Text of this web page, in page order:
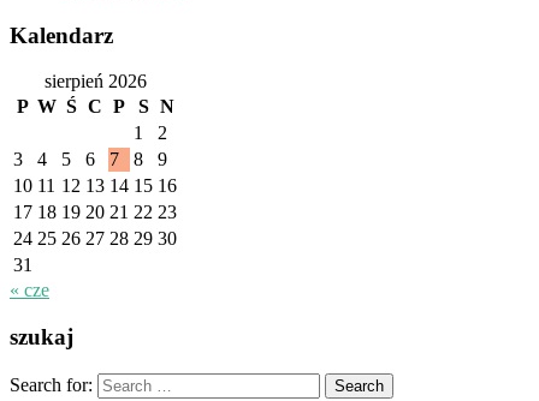
Kalendarz
sierpień 2026
P W Ś C P S N
1
2
3
4 5 6 7 8
9
10 11 12 13 14 15 16
17 18 19 20 21 22 23
24 25 26 27 28 29 30
31
« cze
szukaj
Search for: